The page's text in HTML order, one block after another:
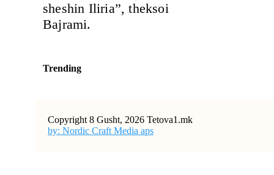
sheshin Iliria”, theksoi
Bajrami.
Trending
Copyright 8 Gusht, 2026 Tetova1.mk
by: Nordic Craft Media aps